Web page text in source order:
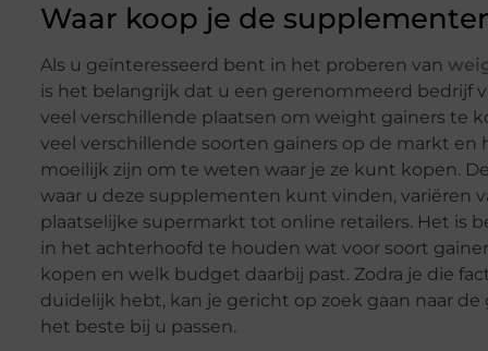
Waar koop je de
Als u geïnteresseerd bent in het proberen van
is het belangrijk dat u een gerenommeerd bedrijf
veel verschillende plaatsen om weight gainers te
veel verschillende soorten gainers op de markt en
moeilijk zijn om te weten waar je ze kunt kopen.
waar u deze supplementen kunt vinden, variëren
plaatselijke supermarkt tot online retailers. Het is
in het achterhoofd te houden wat voor soort
kopen en welk budget daarbij past. Zodra je die
duidelijk hebt, kan je gericht op zoek gaan naar de
het beste bij u passen.